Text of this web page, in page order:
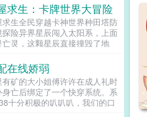
求生：卡牌世界大冒险
求生全民穿越卡神世界种田塔防
探险异界星辰闯入太阳系，上面
亡灵，这颗星辰直接撞毁了地
。挣扎求生吧，这个世界不管
类还是亡灵，都极端的不友好。
下去，只有升级你的避难所，使
的卡牌，建设你的塔防，种田产
。幸好，关小岐带着一张地球
在线娇弱
有矿的大小姐傅许许在成人礼时
身亡后绑定了一个快穿系统。系
十分积极的叭叭叭，我们的口